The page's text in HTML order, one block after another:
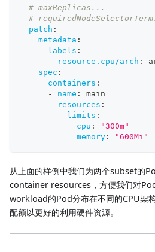
# maxReplicas...
#
patch :
metadata :
labels :
resource.cpu/arch :
spec :
containers :
-
name :
main
resources :
limits :
cpu :
"300m"
memory : "600Mi"
从上面的样例中我们为两个subset的
container resources，方便我们对
workload的Pod分布在不同的CPU架
配额以更好的利用硬件资源。